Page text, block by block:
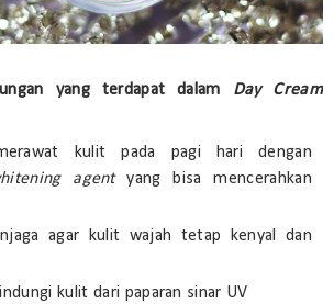
yang terdapat dalam Day Cream
kulit pada pagi hari dengan
agentyang bisa mencerahkan
agar kulit wajah tetap kenyal dan
kulit dari paparan sinar UV